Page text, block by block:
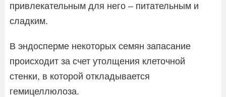
привлекательным для него – питательным и
сладким.
В эндосперме некоторых семян запасание
происходит за счет утолщения клеточной
стенки, в которой откладывается
гемицеллюлоза.